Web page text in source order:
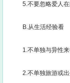
5.不要忽略爱人
B.从生活经验看
1.不单独与异性
2.不单独旅游或